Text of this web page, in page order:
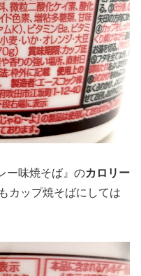
ー味焼そば』のカロリー
カップ焼そばにしては